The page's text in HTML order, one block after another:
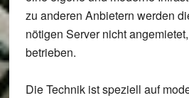
zu anderen Anbietern werden
nötigen Server nicht
betrieben.
Die Technik ist speziell auf